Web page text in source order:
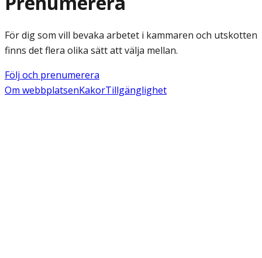
För dig som vill bevaka arbetet i kammaren och utskotten
finns det flera olika sätt att välja mellan.
Följ och prenumerera
Om webbplatsenKakorTillgänglighet